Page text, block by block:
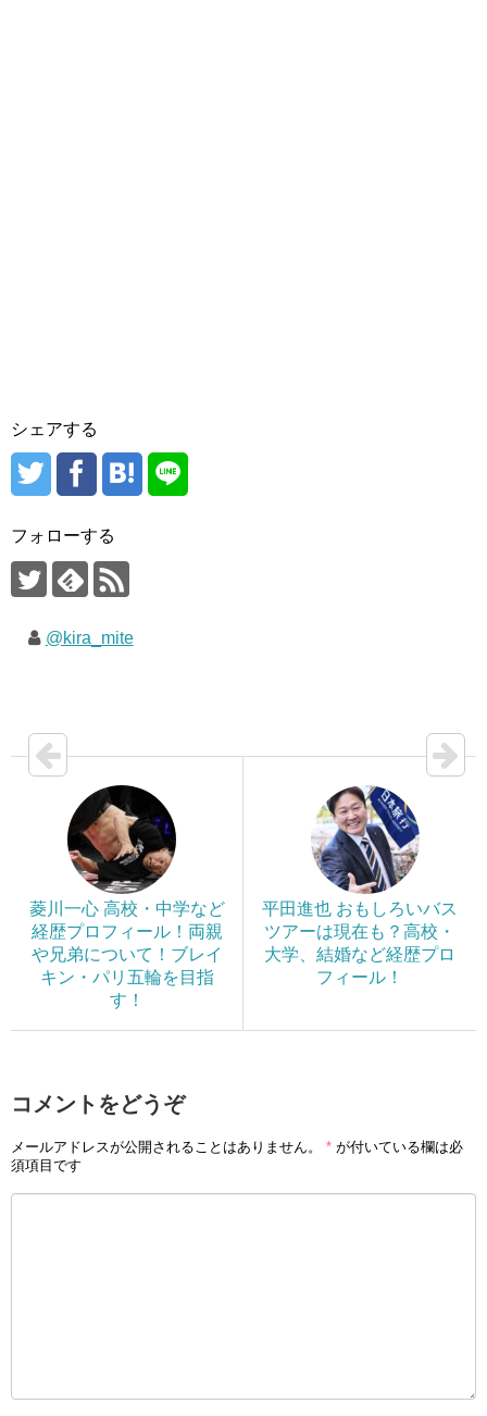
シェアする
フォローする
@kira_mite
菱川一心 高校・中学など
経歴プロフィール！両親
や兄弟について！ブレイ
キン・パリ五輪を目指
す！
平田進也 おもしろいバス
ツアーは現在も？高校・
大学、結婚など経歴プロ
フィール！
コメントをどうぞ
メールアドレスが公開されることはありません。 * が付いている欄は必
須項目です